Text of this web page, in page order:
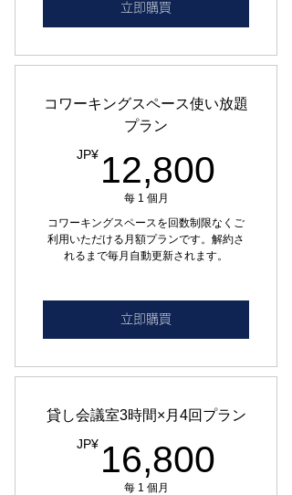
立即購買
コワーキングスペース使い放題
プラン
JP¥ 12,800
每 1 個月
コワーキングスペースを回数制限なくご
利用いただける月額プランです。解約さ
れるまで毎月自動更新されます。
立即購買
貸し会議室3時間×月4回プラン
JP¥ 16,800
每 1 個月